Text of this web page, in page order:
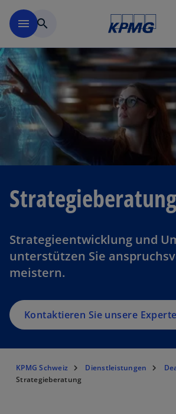
menu search
Strategieberatung
Strategieentwicklung und
unterstützen Sie
meistern.
Kontaktieren Sie unsere
KPMG Schweiz Dienstleistungen
Strategieberatung